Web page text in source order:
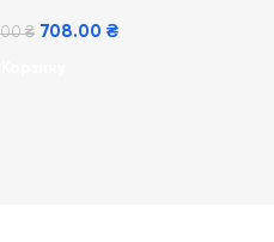
₴ 708.00₴